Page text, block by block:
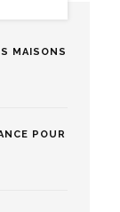
MAISONS
POUR